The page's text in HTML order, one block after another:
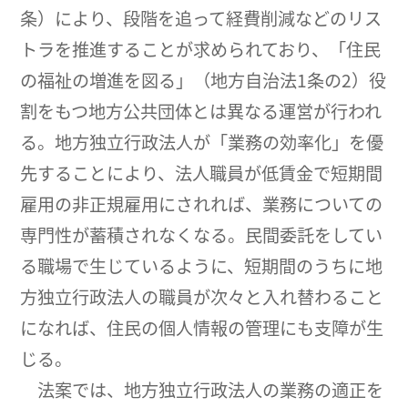
条）により、段階を追って経費削減などのリス
トラを推進することが求められており、「住民
の福祉の増進を図る」（地方自治法1条の2）役
割をもつ地方公共団体とは異なる運営が行われ
る。地方独立行政法人が「業務の効率化」を優
先することにより、法人職員が低賃金で短期間
雇用の非正規雇用にされれば、業務についての
専門性が蓄積されなくなる。民間委託をしてい
る職場で生じているように、短期間のうちに地
方独立行政法人の職員が次々と入れ替わること
になれば、住民の個人情報の管理にも支障が生
じる。
法案では、地方独立行政法人の業務の適正を